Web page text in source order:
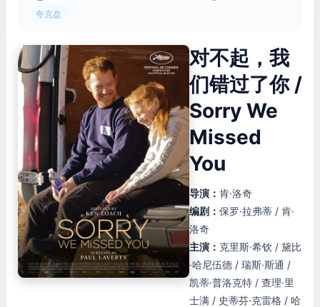
夸克盘
对不起，我
们错过了你 /
Sorry We
Missed
You
导演： 肯·洛奇
编剧： 保罗·拉弗蒂 / 肯·
洛奇
主演： 克里斯·希钦 / 黛比
·哈尼伍德 / 瑞斯·斯通 /
凯蒂·普洛克特 / 查理·里
士满 / 史蒂芬·克雷格 / 哈